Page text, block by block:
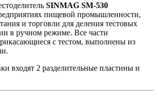
SINMAG SM-530
пищевой промышленности,
и торговли для деления тестовых
в ручном режиме. Все части
с тестом, выполнены из
входят 2 разделительные пластины и